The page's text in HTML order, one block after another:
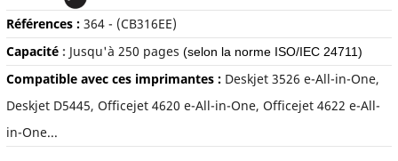
Références : 364 - (CB316EE)
Capacité: Jusqu'à 250 pages (selon la norme ISO/IEC 24711)
Compatible avec ces imprimantes : Deskjet 3526 e-All-in-One,
Deskjet D5445, Officejet 4620 e-All-in-One, Officejet 4622 e-All-
in-One...